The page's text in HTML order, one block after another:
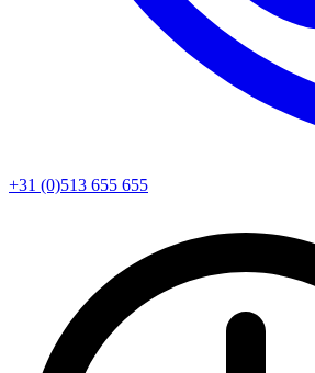
+31 (0)513 655 655